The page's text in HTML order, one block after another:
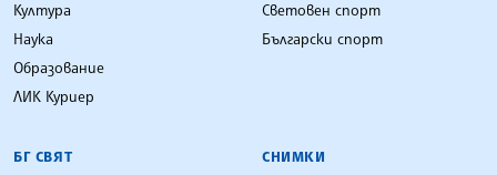
Култура
Наука
Образование
ЛИК Куриер
Световен спорт
Български спорт
БГ СВЯТ СНИМКИ